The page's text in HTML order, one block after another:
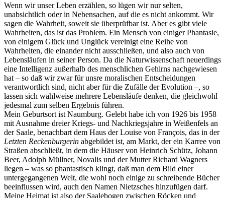
Wenn wir unser Leben erzählen, so lügen wir nur selten,
unabsichtlich oder in Nebensachen, auf die es nicht ankommt. Wir
sagen die Wahrheit, soweit sie überprüfbar ist. Aber es gibt viele
Wahrheiten, das ist das Problem. Ein Mensch von einiger Phantasie,
von einigem Glück und Unglück vereinigt eine Reihe von
Wahrheiten, die einander nicht ausschließen, und also auch von
Lebensläufen in seiner Person. Da die Naturwissenschaft neuerdings
eine Intelligenz außerhalb des menschlichen Gehirns nachgewiesen
hat – so daß wir zwar für unsre moralischen Entscheidungen
verantwortlich sind, nicht aber für die Zufälle der Evolution –, so
lassen sich wahlweise mehrere Lebensläufe denken, die gleichwohl
jedesmal zum selben Ergebnis führen.
Mein Geburtsort ist Naumburg. Gelebt habe ich von 1926 bis 1958
mit Ausnahme dreier Kriegs- und Nachkriegsjahre in Weißenfels an
der Saale, benachbart dem Haus der Louise von François, das in der
Letzten Reckenburgerin abgebildet ist, am Markt, der ein Karree von
Straßen abschließt, in dem die Häuser von Heinrich Schütz, Johann
Beer, Adolph Müllner, Novalis und der Mutter Richard Wagners
liegen – was so phantastisch klingt, daß man dem Bild einer
untergegangenen Welt, die wohl noch einige zu schreibende Bücher
beeinflussen wird, auch den Namen Nietzsches hinzufügen darf.
Meine Heimat ist also der Saalebogen zwischen Röcken und